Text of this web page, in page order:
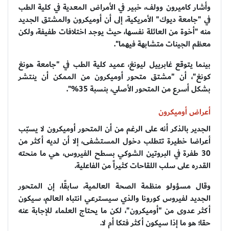
وأشار كاميرون وولف، خبير في الأمراض المعدية في كلية الطب
في "جامعة ديوك" الأمريكية، إلى أن أوميكرون والمشتق الجديد
منه "أخوة من العائلة نفسها، حيث يوجد اختلافات طفيفة، ولكن
معظم الجينات متشابهة فيهما".
بينما يتوقع غابرييل ليونغ، عميد كلية الطب في "جامعة هونغ
كونغ"، أن "مشتق متحور أوميكرون من الممكن أن ينتشر
بشكل أسرع من المتحور الأصلي، بنسبة 35%".
أعراض أوميكرون
الجدير بالذكر أنه على الرغم من أن المتحور أوميكرون لا يسبّب
أعراضا خطيرة تتطلب دخول المستشفى، إلا أن لديه أكثر من
30 طفرة في البروتين الشوكي بسطح الفيروس، هي ما منحته
القدره على سلب اللقاحات كثيراً من الفاعلية.
وقال مسؤولو منظمة الصحة العالمية، سابقًا، إن المتحور
الجديد لفيروس كورونا والذي سيسترعي انتباه العالم، سيكون
أكثر عدوى من "أوميكرون"، لكن ما يحتاج العلماء للإجابة عنه
حقا؛ هو ما إذا سيكون أكثر فتكا أم لا.